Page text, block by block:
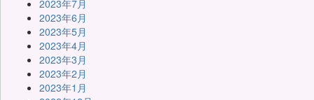
2023年7月
2023年6月
2023年5月
2023年4月
2023年3月
2023年2月
2023年1月